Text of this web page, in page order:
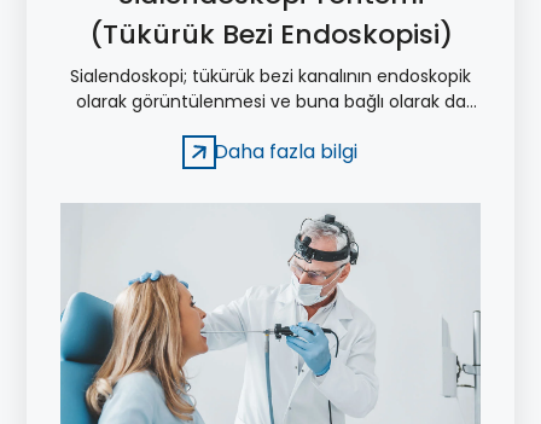
(Tükürük Bezi Endoskopisi)
Sialendoskopi; tükürük bezi kanalının endoskopik
olarak görüntülenmesi ve buna bağlı olarak da
tedavisinin yapıldığı endoskopik girişimsel bir
patolojinin tanısı konuyor, ardından aynı seansta
veya bir sonraki seansta tedavi için endoskopik
işlem uygulanıyor.
Daha fazla bilgi